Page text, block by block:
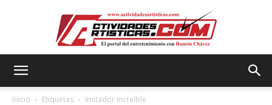
Inicio Etiquetas Imitador increíble